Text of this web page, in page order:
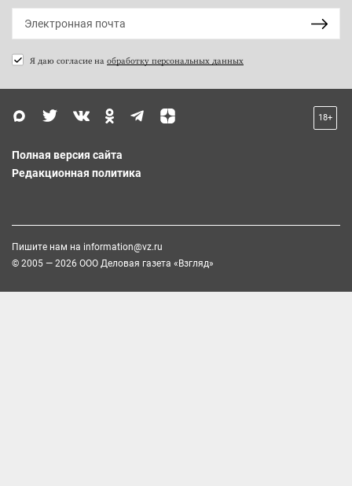
Я даю согласие на обработку персональных данных
18+
Полная версия сайта
Редакционная политика
Пишите нам на information@vz.ru
© 2005 — 2026 ООО Деловая газета «Взгляд»